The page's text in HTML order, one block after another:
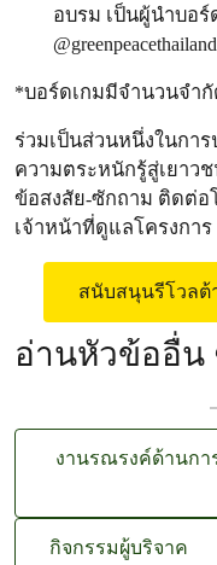
อบรม เป็นผู้นำบอ
@greenpeacethailand
*บอร์ดเกมมีจำนวนจำ
ร่วมเป็นส่วนหนึ่งในกา
ความตระหนักรู้สู่เยาว
ข้อสงสัย-ซักถาม ติดต่อ
เจ้าหน้าที่ดูแลโครงการ
สนับสนุนรีโวลต้
อ่านหัวข้ออื่น
งานรณรงค์ด้านกา
กิจกรรมผู้บริจาค